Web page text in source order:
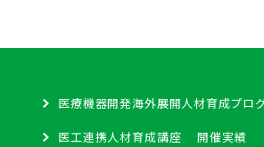
医療機器開発海外展開人材育成プロ
医工連携人材育成講座 開催実績